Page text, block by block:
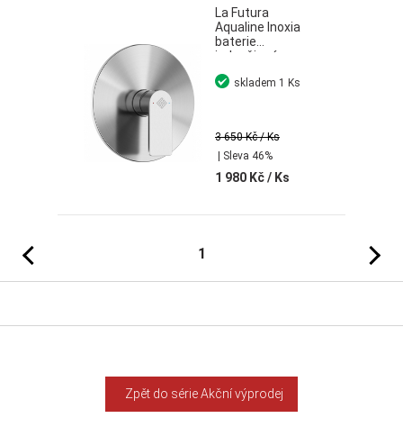
La Futura
Aqualine Inoxia
baterie
jednočinná
podomítkového
3 650 Kč/ Ks
| Sleva 46%
1 980 Kč/ Ks
skladem 1 Ks
Předchozí 1
Zpět do série Akční výprodej